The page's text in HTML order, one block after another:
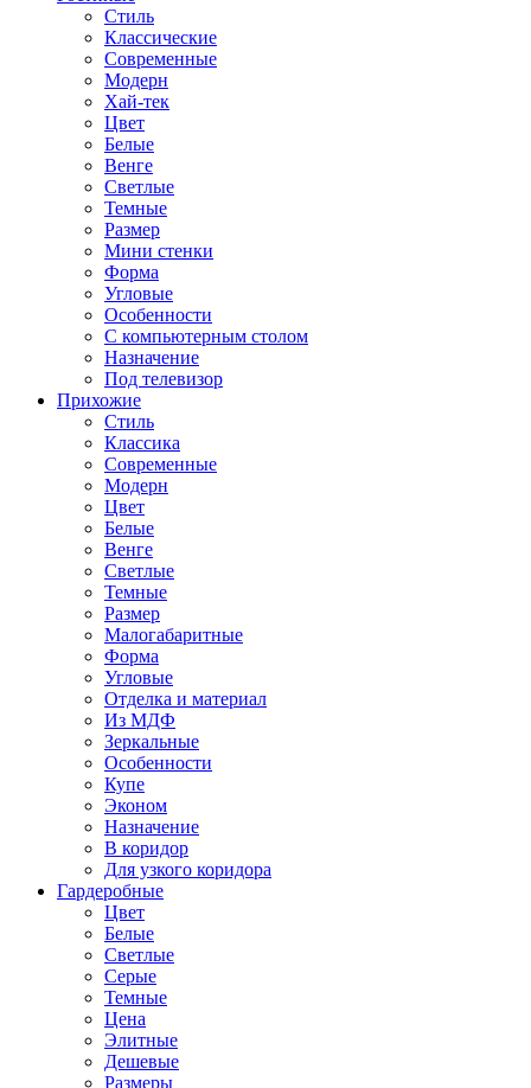
Стиль
Классические
Современные
Модерн
Хай-тек
Цвет
Белые
Венге
Светлые
Темные
Размер
Мини стенки
Форма
Угловые
Особенности
С компьютерным столом
Назначение
Под телевизор
Прихожие
Стиль
Классика
Современные
Модерн
Цвет
Белые
Венге
Светлые
Темные
Размер
Малогабаритные
Форма
Угловые
Отделка и материал
Из МДФ
Зеркальные
Особенности
Купе
Эконом
Назначение
В коридор
Для узкого коридора
Гардеробные
Цвет
Белые
Светлые
Серые
Темные
Цена
Элитные
Дешевые
Размеры